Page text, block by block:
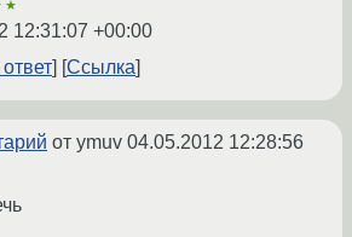
12:31:07 +00:00
Ссылка
от ymuv 04.05.2012 12:28:56